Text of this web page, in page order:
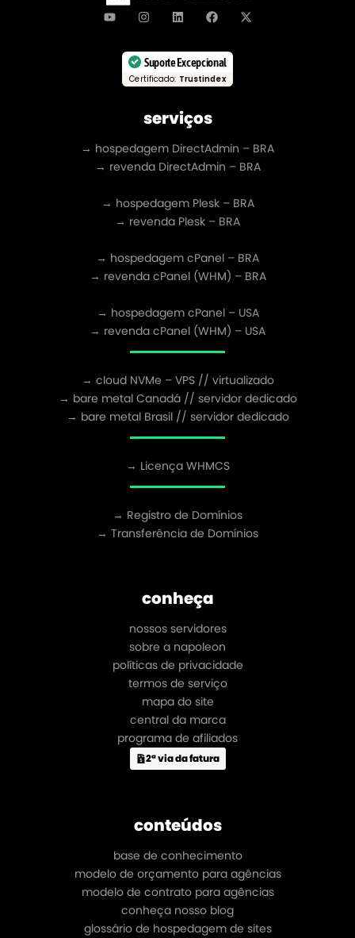
Suporte Excepcional
Certificado: Trustindex
serviços
→ hospedagem DirectAdmin – BRA
→ revenda DirectAdmin – BRA
→ hospedagem Plesk – BRA
→ revenda Plesk – BRA
→ hospedagem cPanel – BRA
→ revenda cPanel (WHM) – BRA
→ hospedagem cPanel – USA
→ revenda cPanel (WHM) – USA
→ cloud NVMe – VPS // virtualizado
→ bare metal Canadá // servidor dedicado
→ bare metal Brasil // servidor dedicado
→ Licença WHMCS
→ Registro de Domínios
→ Transferência de Domínios
conheça
nossos servidores
sobre a napoleon
políticas de privacidade
termos de serviço
mapa do site
central da marca
programa de afiliados
2ª via da fatura
conteúdos
base de conhecimento
modelo de orçamento para agências
modelo de contrato para agências
conheça nosso blog
glossário de hospedagem de sites